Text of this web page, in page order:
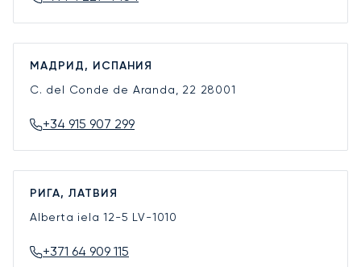
МАДРИД, ИСПАНИЯ
C. del Conde de Aranda, 22 28001
+34 915 907 299
РИГА, ЛАТВИЯ
Alberta iela 12-5 LV-1010
+371 64 909 115